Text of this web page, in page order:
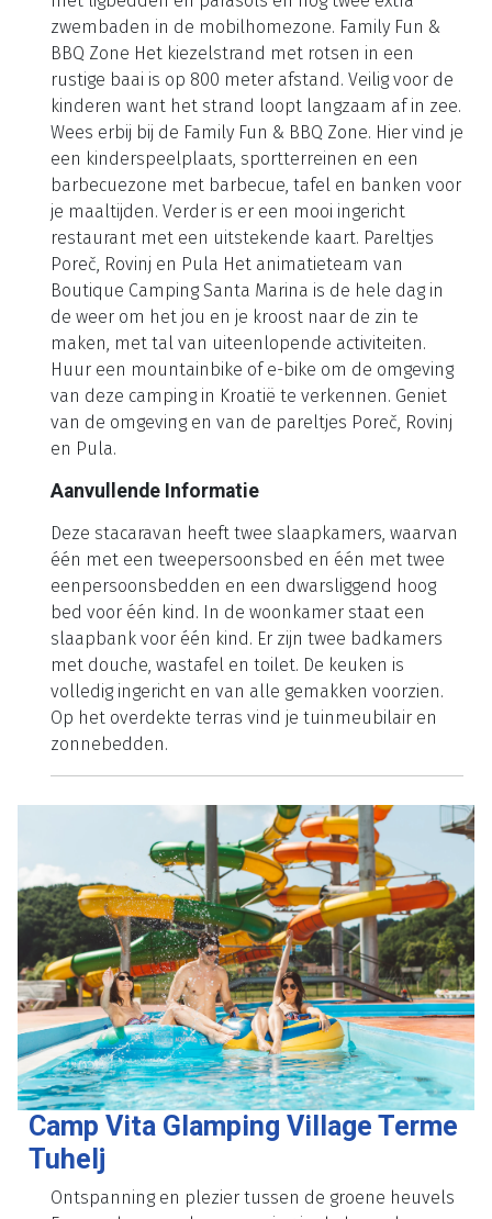
klantenbeoordeling: 8.3
Santa Marina Boutique Camping
Tiptopcamping! Boutique Camping Santa Marina is
een rustige, luxe vijfsterrencamping midden in de
Kroatische natuur. Alles ziet er hier top uit. Centrale
plek is het zwembadcomplex met een veelvoud
aan attracties en extra faciliteiten, zoals een
piratenschip voor de kleintjes, een ruim zonnedek
met ligbedden en parasols en nog twee extra
zwembaden in de mobilhomezone. Family Fun &
BBQ Zone Het kiezelstrand met rotsen in een
rustige baai is op 800 meter afstand. Veilig voor de
kinderen want het strand loopt langzaam af in zee.
Wees erbij bij de Family Fun & BBQ Zone. Hier vind je
een kinderspeelplaats, sportterreinen en een
je maaltijden. Verder is er een mooi ingericht
Poreč, Rovinj en Pula Het animatieteam van
Boutique Camping Santa Marina is de hele dag in
de weer om het jou en je kroost naar de zin te
maken, met tal van uiteenlopende activiteiten.
Huur een mountainbike of e-bike om de omgeving
van deze camping in Kroatië te verkennen. Geniet
van de omgeving en van de pareltjes Poreč, Rovinj
en Pula.
Deze stacaravan heeft twee slaapkamers, waarvan
één met een tweepersoonsbed en één met twee
eenpersoonsbedden en een dwarsliggend hoog
bed voor één kind. In de woonkamer staat een
slaapbank voor één kind. Er zijn twee badkamers
met douche, wastafel en toilet. De keuken is
volledig ingericht en van alle gemakken voorzien.
Op het overdekte terras vind je tuinmeubilair en
zonnebedden.